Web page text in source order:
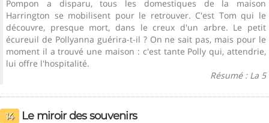
Pompon a disparu, tous les domestiques de la maison
Harrington se mobilisent pour le retrouver. C'est Tom qui le
découvre, presque mort, dans le creux d'un arbre. Le petit
écureuil de Pollyanna guérira-t-il ? On ne sait pas, mais pour le
moment il a trouvé une maison : c'est tante Polly qui, attendrie,
lui offre l'hospitalité.
Résumé : La 5
14 Le miroir des souvenirs